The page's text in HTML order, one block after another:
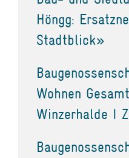
Höngg:
Stadtblick»
Wohnen
Winzerhalde I